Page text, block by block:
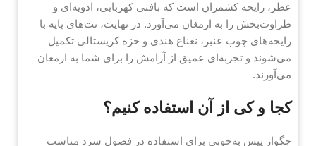
عطر، رایحه کشمران است که بافتی کهربایی، ادویه‌ای و
طراوت‌بخش را به ارمغان می‌آورد. در نهایت، نت‌های پایه با
رایحه‌های چوب عنبر، نعناع هندی و خزه کریستالی تکمیل
می‌شوند و تجربه‌ای عمیق از آرامش را برای شما به ارمغان
می‌آورند.
کجا و کی از آن استفاده کنیم؟
جگوار پیس به‌خوبی برای استفاده در فصول سرد مناسب